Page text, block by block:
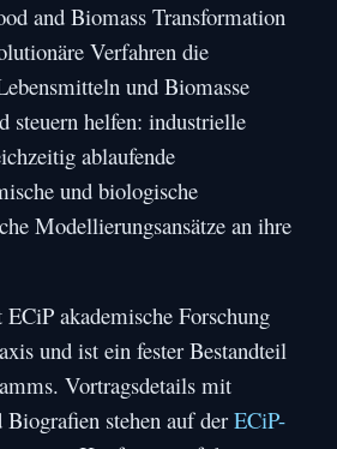
and Biomass Transformation
Verfahren die
und Biomasse
steuern helfen: industrielle
ablaufende
und biologische
Modellierungsansätze an ihre
akademische Forschung
und ist ein fester Bestandteil
Vortragsdetails mit
Biografien stehen auf derECiP-